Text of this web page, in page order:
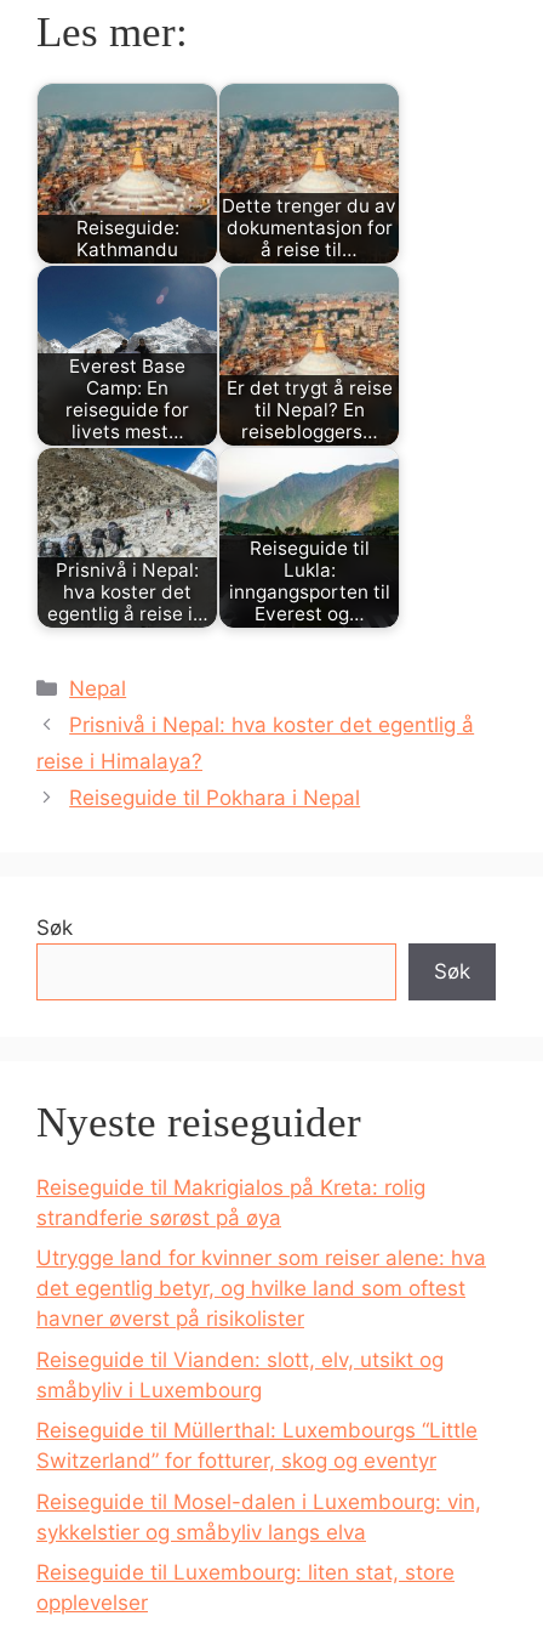
Les mer:
Reiseguide:
Kathmandu
Dette trenger du av
dokumentasjon for
å reise til…
Everest Base
Camp: En
reiseguide for
livets mest…
Er det trygt å reise
til Nepal? En
reisebloggers…
Prisnivå i Nepal:
hva koster det
egentlig å reise i…
Reiseguide til
Lukla:
inngangsporten til
Everest og…
Kategorier
Nepal
Prisnivå i Nepal: hva koster det egentlig å
reise i Himalaya?
Reiseguide til Pokhara i Nepal
Søk
Søk
Nyeste reiseguider
Reiseguide til Makrigialos på Kreta: rolig
strandferie sørøst på øya
Utrygge land for kvinner som reiser alene: hva
det egentlig betyr, og hvilke land som oftest
havner øverst på risikolister
Reiseguide til Vianden: slott, elv, utsikt og
småbyliv i Luxembourg
Reiseguide til Müllerthal: Luxembourgs “Little
Switzerland” for fotturer, skog og eventyr
Reiseguide til Mosel-dalen i Luxembourg: vin,
sykkelstier og småbyliv langs elva
Reiseguide til Luxembourg: liten stat, store
opplevelser